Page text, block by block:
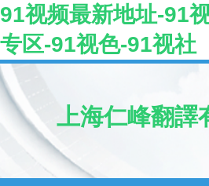
91视频最新地址-91
专区-91视色-91视社
上海仁峰翻譯